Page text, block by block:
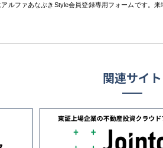
ルファあなぶきStyle会員登録専用フォームです。
関連サイト